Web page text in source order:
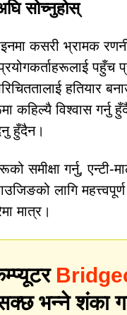
सोच्नुहोस्
कसरी भ्रामक
पहुँच
हतियार
कहिल्यै विश्वास गर्नु
हुँदैन।
समीक्षा गर्नु,
लागि
मात्र।
भन्ने शंका